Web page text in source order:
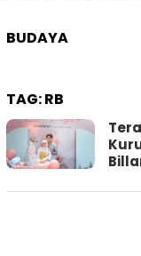
BUDAYA
TAG:RB